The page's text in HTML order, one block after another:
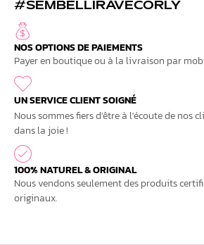
#SEMBELLIRAVECORLY
NOS OPTIONS DE PAIEMENTS
Payer en boutique ou à la livraison par
UN SERVICE CLIENT SOIGNÉ
Nous sommes fiers d'être à l'écoute de nos
dans la joie !
100% NATUREL & ORIGINAL
Nous vendons seulement des produits
originaux.